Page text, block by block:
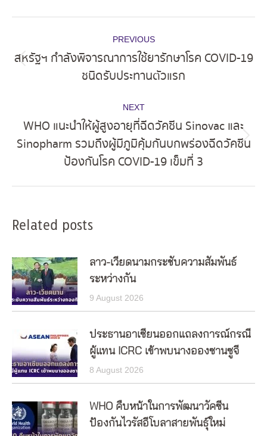
navigation
PREVIOUS
post:
สหรัฐฯ กำลังพิจารณาการใช้ยารักษาโรค COVID-19
ชนิดรับประทานตัวแรก
NEXT
Next
post:
WHO แนะนำให้ผู้สูงอายุที่ฉีดวัคซีน Sinovac และ
Sinopharm รวมถึงผู้มีภูมิคุ้มกันบกพร่องฉีดวัคซีน
ป้องกันโรค COVID-19 เข็มที่ 3
Related posts
ลาว-เวียดนามกระชับความสัมพันธ์
ระหว่างกัน
9 August 2026
ประธานอาเซียนออกแถลงการณ์กรณี
ผู้แทน ICRC เข้าพบนางอองซานซูจี
8 August 2026
WHO คืบหน้าในการพัฒนาวัคซีน
ป้องกันไวรัสอีโบลาสายพันธุ์ใหม่